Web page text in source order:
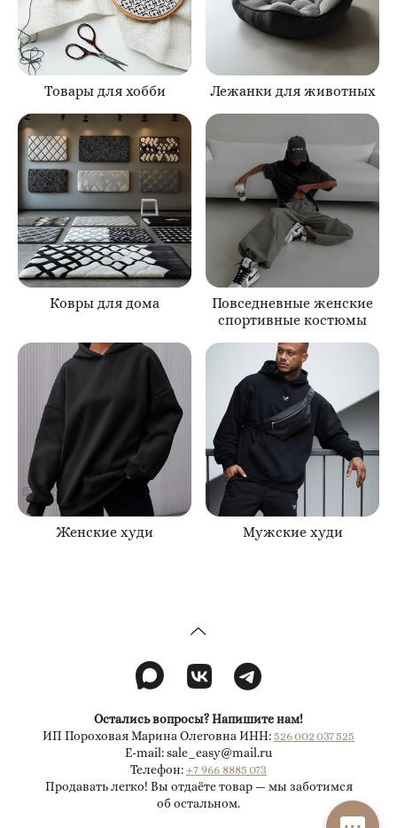
Товары для хобби Лежанки для животных
Ковры для дома
Повседневные женские
спортивные костюмы
Женские худи Мужские худи
Остались вопросы? Напишите нам!
ИП Пороховая Марина Олеговна ИНН:526 002 037 525
E-mail: sale_easy@mail.ru
Телефон:+7 966 8885 073
Продавать легко! Вы отдаёте товар — мы заботимся
об остальном.